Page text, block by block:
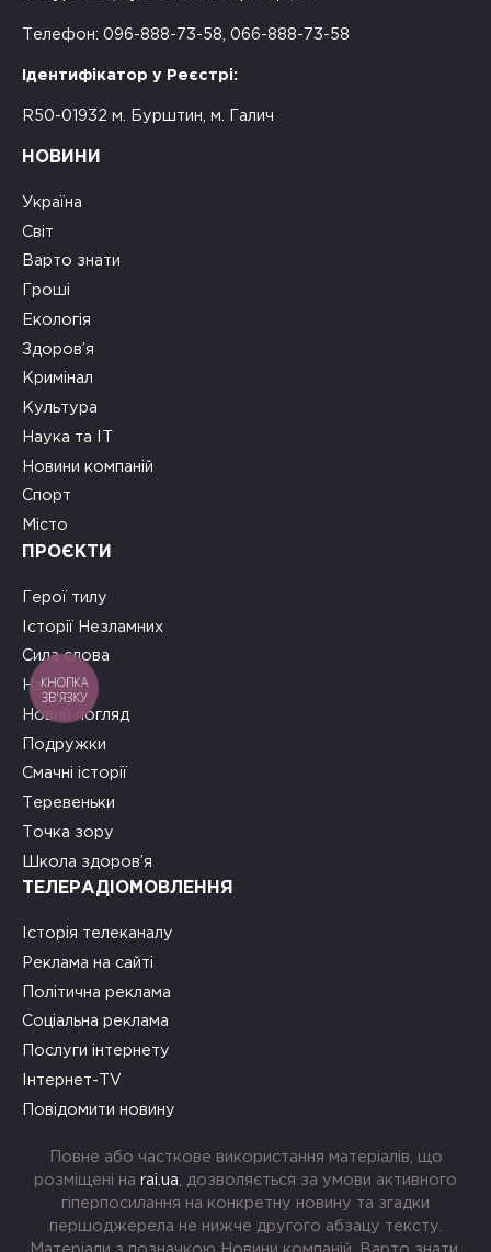
Телефон: 096-888-73-58, 066-888-73-58
Ідентифікатор у Реєстрі:
R50-01932 м. Бурштин, м. Галич
НОВИНИ
Україна
Світ
Варто знати
Гроші
Екологія
Здоров’я
Кримінал
Культура
Наука та ІТ
Новини компаній
Спорт
Місто
ПРОЄКТИ
Герої тилу
Історії Незламних
Сила слова
На часі
Новий погляд
Подружки
Смачні історії
Теревеньки
Точка зору
Школа здоров’я
ТЕЛЕРАДІОМОВЛЕННЯ
Історія телеканалу
Реклама на сайті
Політична реклама
Соціальна реклама
Послуги інтернету
Інтернет-TV
Повідомити новину
Повне або часткове використання матеріалів, що
розміщені на rai.ua , дозволяється за умови активного
гіперпосилання на конкретну новину та згадки
першоджерела не нижче другого абзацу тексту.
КНОПКА
ЗВ'ЯЗКУ